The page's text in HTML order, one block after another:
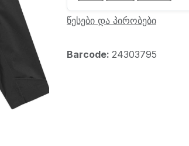
წესები და პირობები
Barcode: 24303795